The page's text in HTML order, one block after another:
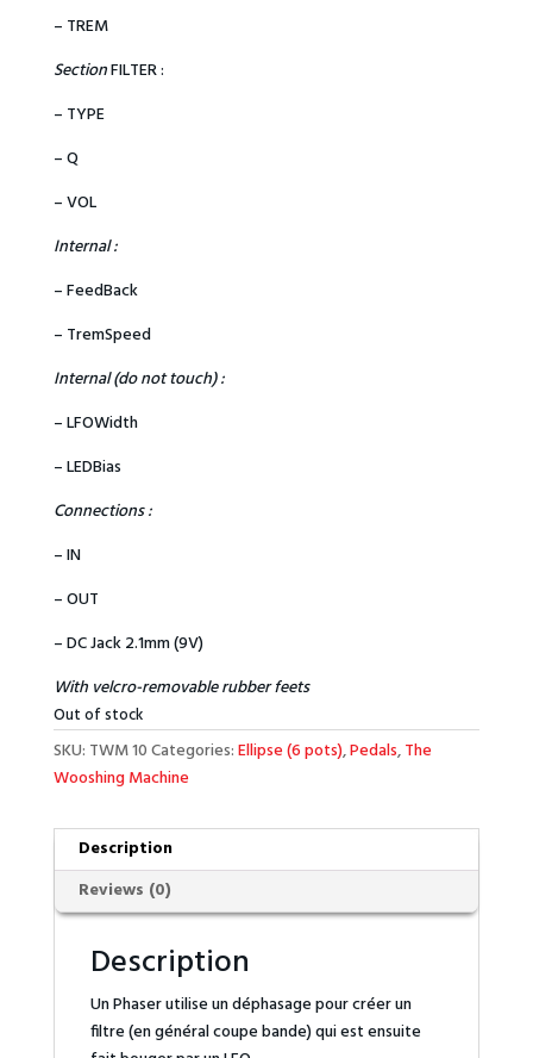
– TREM
SectionFILTER :
– TYPE
– Q
– VOL
Internal :
– FeedBack
– TremSpeed
Internal (do not touch) :
– LFOWidth
– LEDBias
Connections :
– IN
– OUT
– DC Jack 2.1mm (9V)
With velcro-removable rubber feets
Out of stock
SKU: TWM 10Categories:Ellipse (6 pots),Pedals,The
Wooshing Machine
Description
Reviews (0)
Description
Un Phaser utilise un déphasage pour créer un
filtre (en général coupe bande) qui est ensuite